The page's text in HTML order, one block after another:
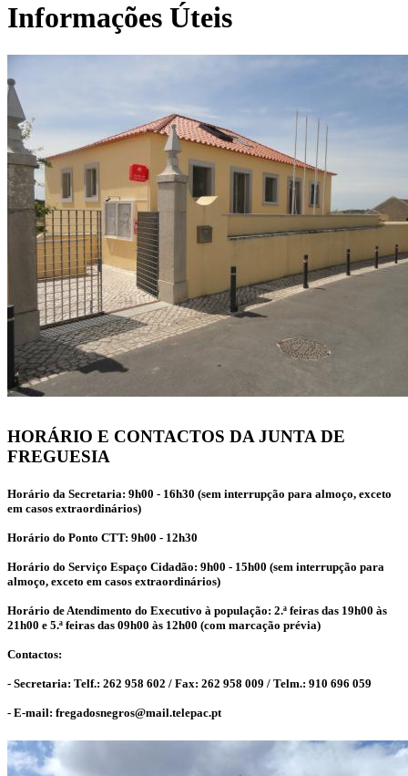
Informações Úteis
HORÁRIO E CONTACTOS DA JUNTA DE
FREGUESIA
Horário da Secretaria: 9h00 - 16h30 (sem interrupção para almoço, exceto
em casos extraordinários)
Horário do Ponto CTT: 9h00 - 12h30
Horário do Serviço Espaço Cidadão: 9h00 - 15h00 (sem interrupção para
almoço, exceto em casos extraordinários)
Horário de Atendimento do Executivo à população: 2.ª feiras das 19h00 às
21h00 e 5.ª feiras das 09h00 às 12h00 (com marcação prévia)
Contactos:
- Secretaria: Telf.: 262 958 602 / Fax: 262 958 009 / Telm.: 910 696 059
- E-mail: fregadosnegros@mail.telepac.pt